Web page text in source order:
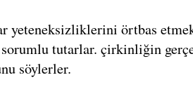
yeteneksizliklerini örtbas
tutarlar. çirkinliğin
söylerler.